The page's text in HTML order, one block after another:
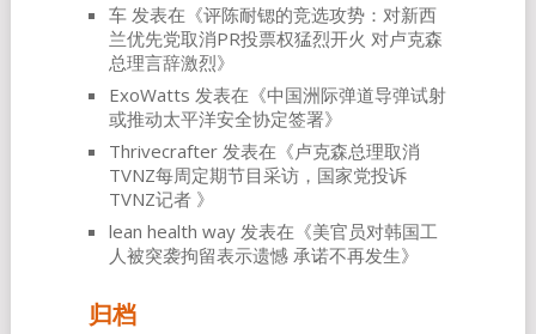
车发表在《评陈耐锶的竞选攻势：对新西
兰优先党取消PR投票权猛烈开火 对卢克森
总理言辞激烈》
ExoWatts 发表在《中国洲际弹道导弹试射
或推动太平洋安全协定签署》
Thrivecrafter发表在《卢克森总理取消
TVNZ每周定期节目采访，国家党投诉
TVNZ记者 》
lean health way发表在《美官员对韩国工
人被突袭拘留表示遗憾 承诺不再发生》
归档